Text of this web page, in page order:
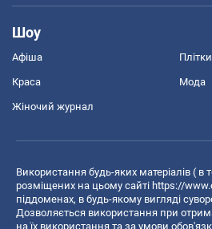
Шоу
Афіша Плітки
Краса Мода
Жіночий журнал
Використання будь-яких матеріалів ( в
розміщених на цьому сайті https://
піддоменах, в будь-якому вигляді
Дозволяється використання при
на їх використання та за умови